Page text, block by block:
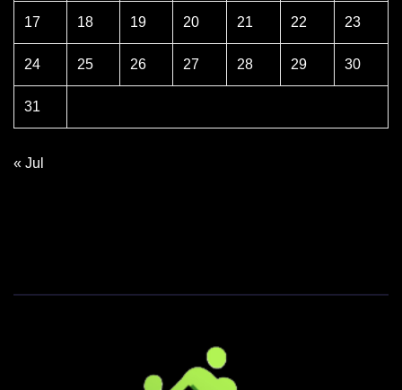
17 18 19 20 21 22 23
24 25 26 27 28 29 30
31
« Jul